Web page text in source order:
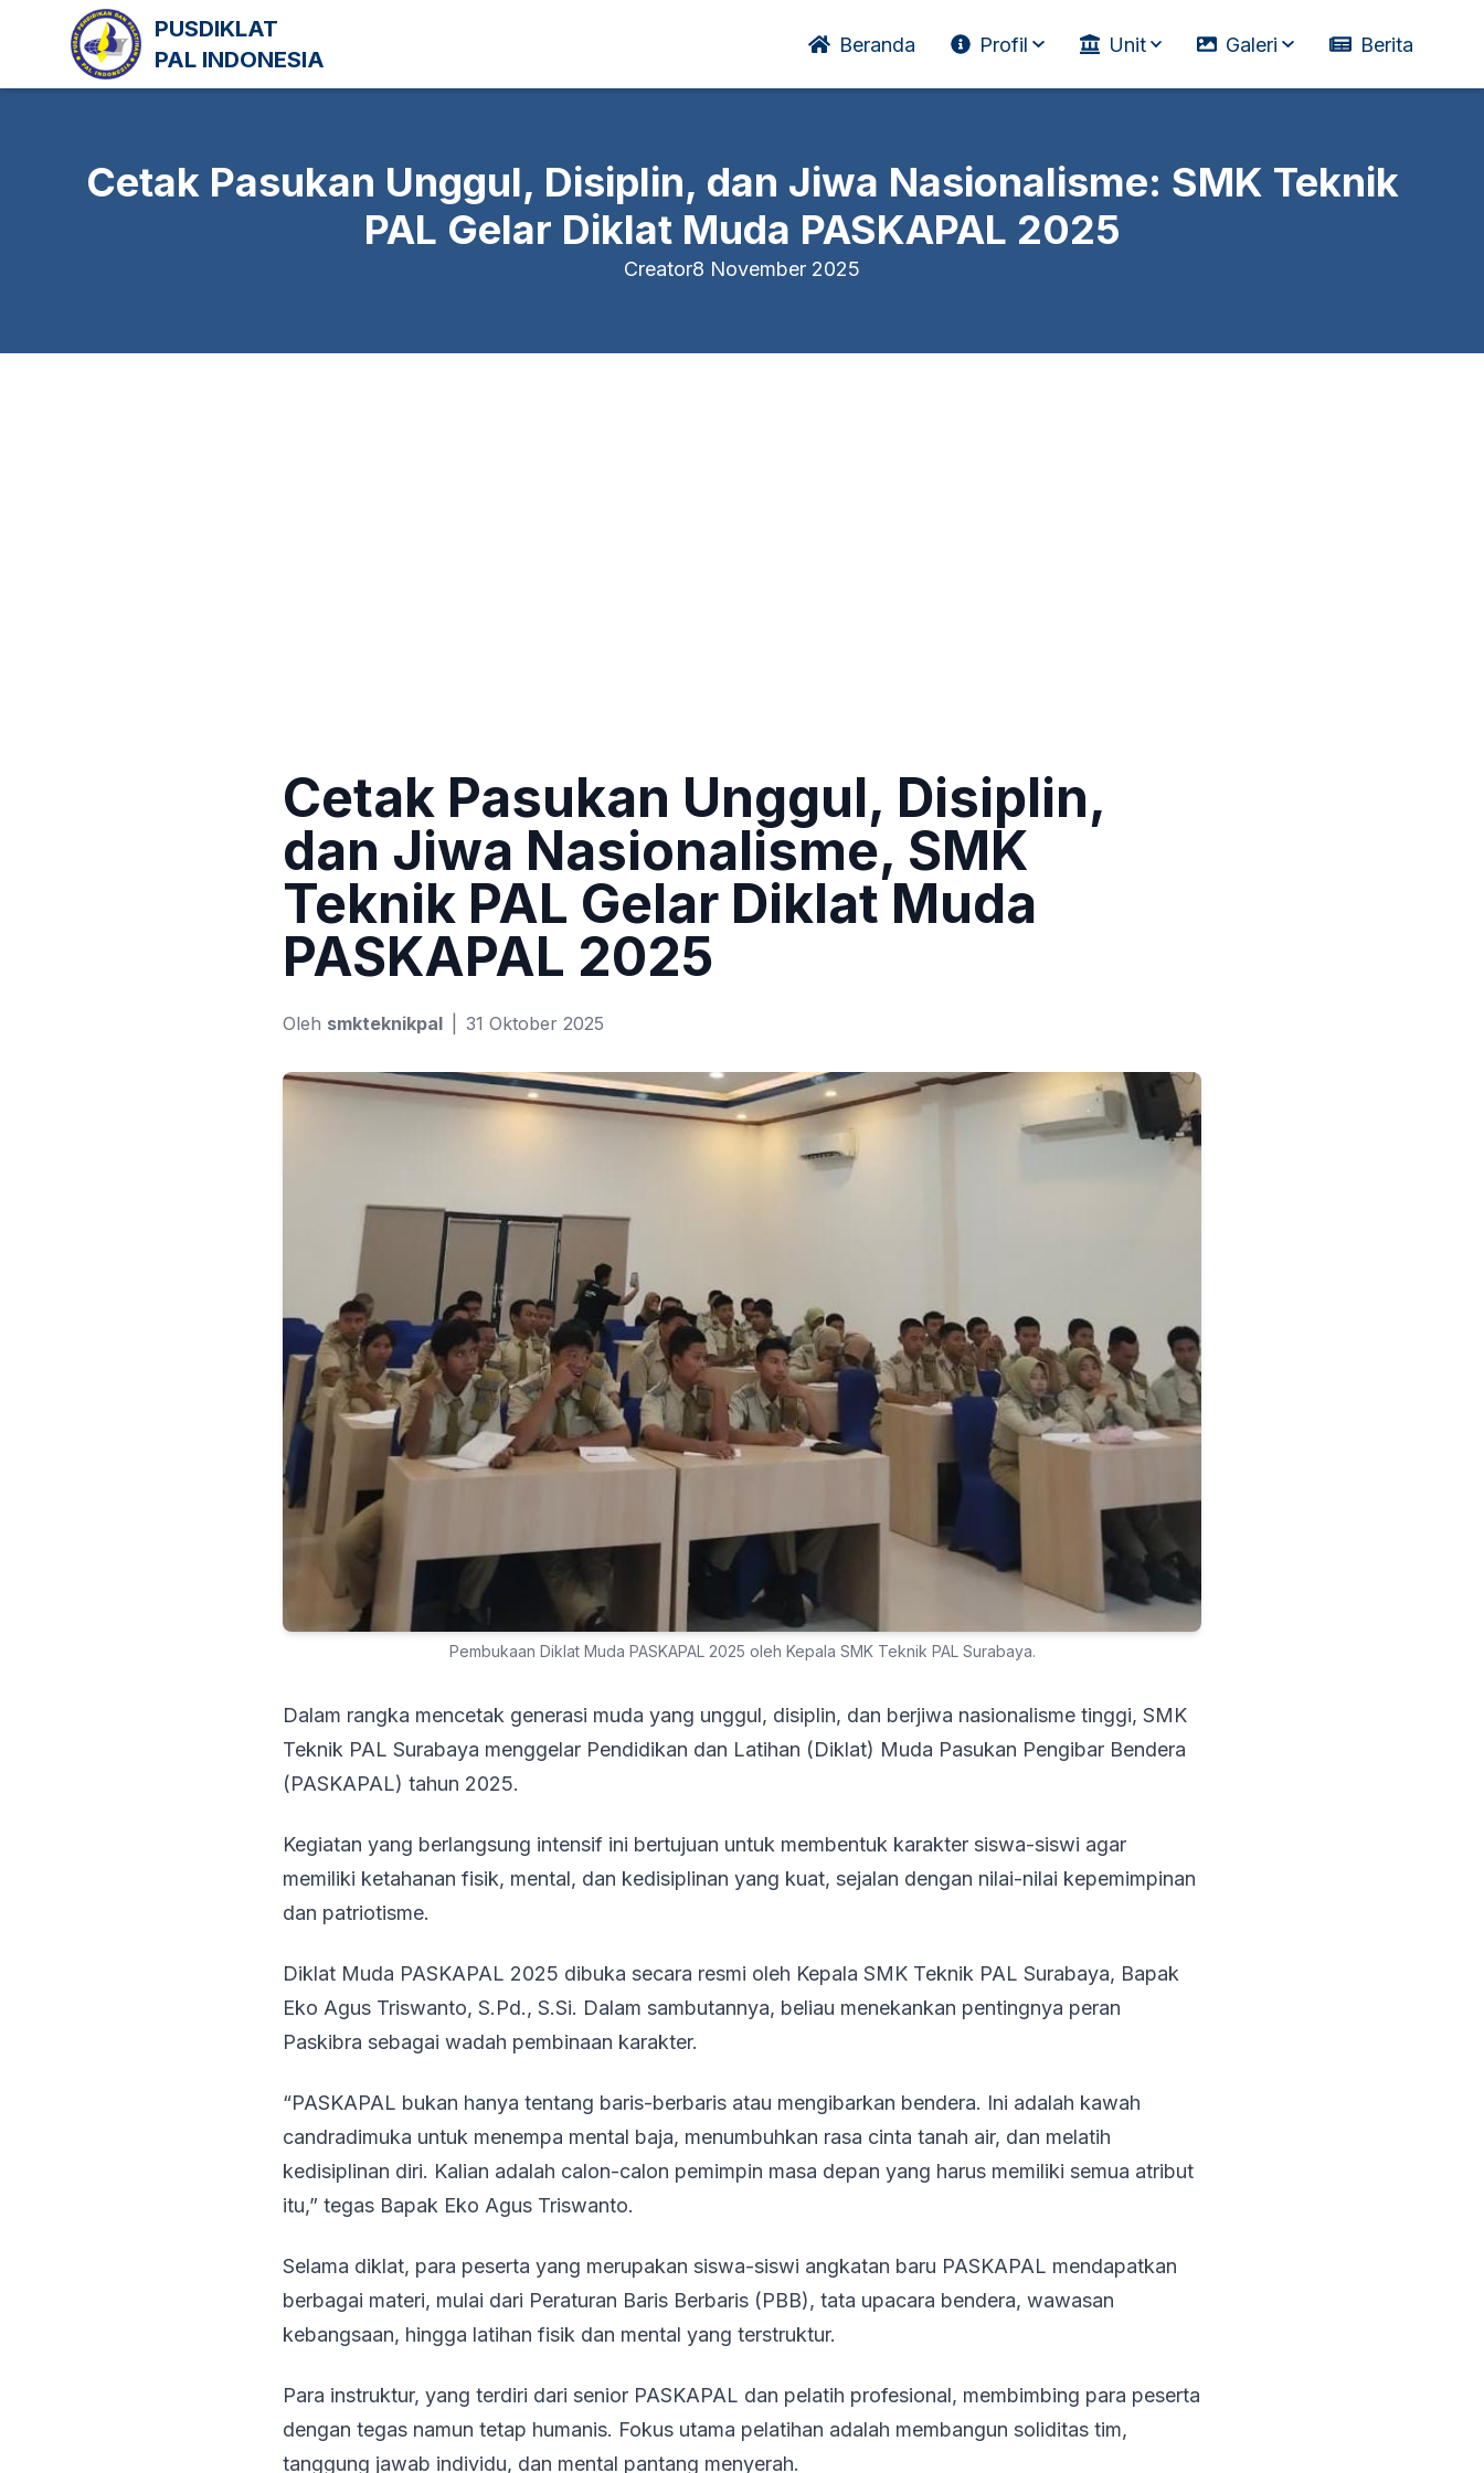
PUSDIKLAT
PAL INDONESIA
Beranda Profil Unit Galeri Berita
Cetak Pasukan Unggul, Disiplin, dan Jiwa Nasionalisme: SMK Teknik
PAL Gelar Diklat Muda PASKAPAL 2025
Creator8 November 2025
Cetak Pasukan Unggul, Disiplin,
dan Jiwa Nasionalisme, SMK
Teknik PAL Gelar Diklat Muda
PASKAPAL 2025
Oleh smkteknikpal 31 Oktober 2025
Pembukaan Diklat Muda PASKAPAL 2025 oleh Kepala SMK Teknik PAL Surabaya.
Dalam rangka mencetak generasi muda yang unggul, disiplin, dan berjiwa nasionalisme tinggi, SMK
Teknik PAL Surabaya menggelar Pendidikan dan Latihan (Diklat) Muda Pasukan Pengibar Bendera
(PASKAPAL) tahun 2025.
Kegiatan yang berlangsung intensif ini bertujuan untuk membentuk karakter siswa-siswi agar
memiliki ketahanan fisik, mental, dan kedisiplinan yang kuat, sejalan dengan nilai-nilai kepemimpinan
dan patriotisme.
Diklat Muda PASKAPAL 2025 dibuka secara resmi oleh Kepala SMK Teknik PAL Surabaya, Bapak
Eko Agus Triswanto, S.Pd., S.Si. Dalam sambutannya, beliau menekankan pentingnya peran
Paskibra sebagai wadah pembinaan karakter.
“PASKAPAL bukan hanya tentang baris-berbaris atau mengibarkan bendera. Ini adalah kawah
candradimuka untuk menempa mental baja, menumbuhkan rasa cinta tanah air, dan melatih
kedisiplinan diri. Kalian adalah calon-calon pemimpin masa depan yang harus memiliki semua atribut
itu,” tegas Bapak Eko Agus Triswanto.
Selama diklat, para peserta yang merupakan siswa-siswi angkatan baru PASKAPAL mendapatkan
berbagai materi, mulai dari Peraturan Baris Berbaris (PBB), tata upacara bendera, wawasan
kebangsaan, hingga latihan fisik dan mental yang terstruktur.
Para instruktur, yang terdiri dari senior PASKAPAL dan pelatih profesional, membimbing para peserta
dengan tegas namun tetap humanis. Fokus utama pelatihan adalah membangun soliditas tim,
tanggung jawab individu, dan mental pantang menyerah.